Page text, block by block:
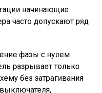
начинающие
часто допускают ряд
фазы с нулем.
разрывает только
без затрагивания